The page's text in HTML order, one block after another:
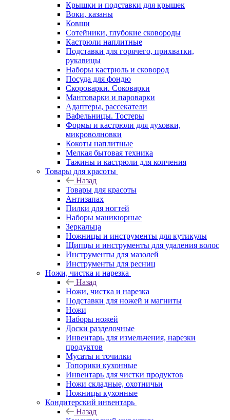
Крышки и подставки для крышек
Воки, казаны
Ковши
Сотейники, глубокие сковороды
Кастрюли наплитные
Подставки для горячего, прихватки,
рукавицы
Наборы кастрюль и сковород
Посуда для фондю
Скороварки. Соковарки
Мантоварки и пароварки
Адаптеры, рассекатели
Вафельницы. Тостеры
Формы и кастрюли для духовки,
микроволновки
Кокоты наплитные
Мелкая бытовая техника
Тажины и кастрюли для копчения
Товары для красоты
Назад
Товары для красоты
Антизапах
Пилки для ногтей
Наборы маникюрные
Зеркальца
Ножницы и инструменты для кутикулы
Щипцы и инструменты для удаления волос
Инструменты для мазолей
Инструменты для ресниц
Ножи, чистка и нарезка
Назад
Ножи, чистка и нарезка
Подставки для ножей и магниты
Ножи
Наборы ножей
Доски разделочные
Инвентарь для измельчения, нарезки
продуктов
Мусаты и точилки
Топорики кухонные
Инвентарь для чистки продуктов
Ножи складные, охотничьи
Ножницы кухонные
Кондитерский инвентарь
Назад